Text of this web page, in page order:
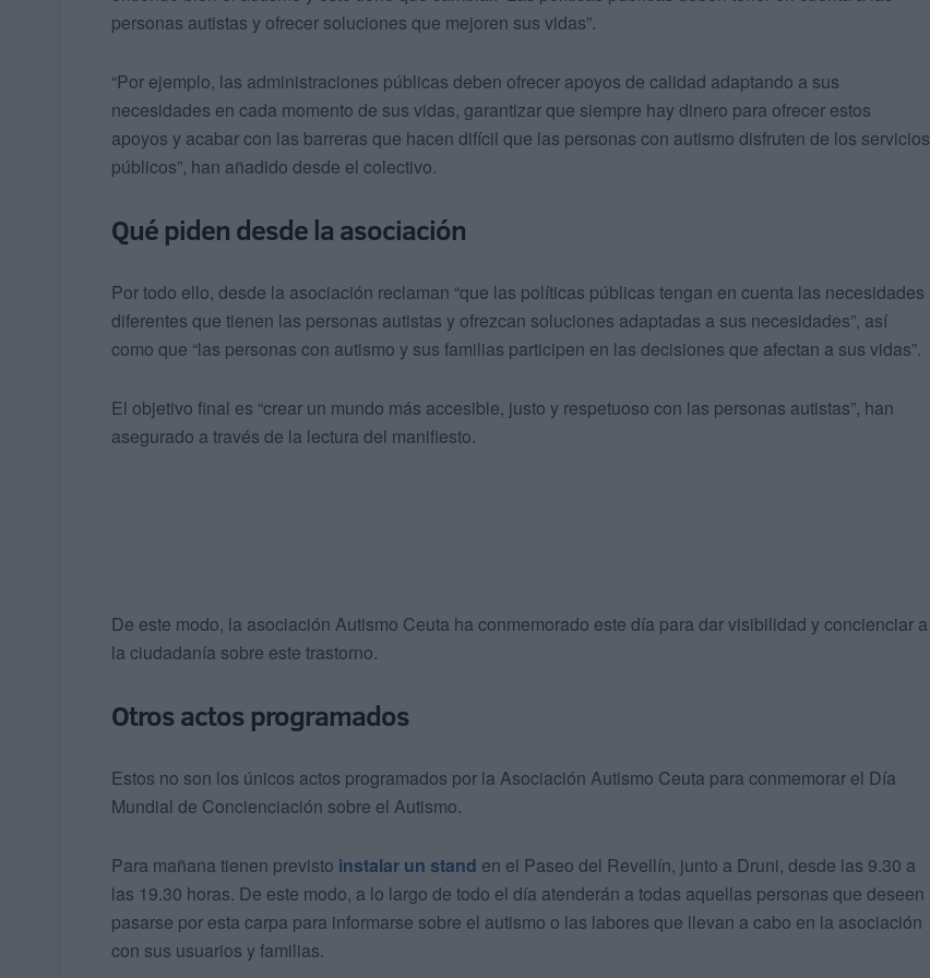
personas autistas y ofrecer soluciones que mejoren sus vidas”.
“Por ejemplo, las administraciones públicas deben ofrecer apoyos de calidad adaptando a sus
necesidades en cada momento de sus vidas, garantizar que siempre hay dinero para ofrecer estos
apoyos y acabar con las barreras que hacen difícil que las personas con autismo disfruten de los servicios
públicos”, han añadido desde el colectivo.
Qué piden desde la asociación
Por todo ello, desde la asociación reclaman “que las políticas públicas tengan en cuenta las necesidades
diferentes que tienen las personas autistas y ofrezcan soluciones adaptadas a sus necesidades”, así
como que “las personas con autismo y sus familias participen en las decisiones que afectan a sus vidas”.
El objetivo final es “crear un mundo más accesible, justo y respetuoso con las personas autistas”, han
asegurado a través de la lectura del manifiesto.
De este modo, la asociación Autismo Ceuta ha conmemorado este día para dar visibilidad y concienciar a
la ciudadanía sobre este trastorno.
Otros actos programados
Estos no son los únicos actos programados por la Asociación Autismo Ceuta para conmemorar el Día
Mundial de Concienciación sobre el Autismo.
Para mañana tienen previsto instalar un stand en el Paseo del Revellín, junto a Druni, desde las 9.30 a
las 19.30 horas. De este modo, a lo largo de todo el día atenderán a todas aquellas personas que deseen
pasarse por esta carpa para informarse sobre el autismo o las labores que llevan a cabo en la asociación
con sus usuarios y familias.